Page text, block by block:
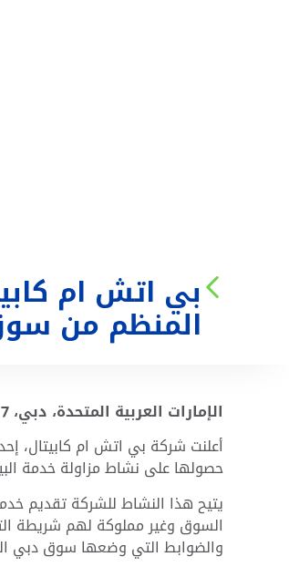
بي اتش ام
المنظم من
الإمارات العربية المتحدة، دبي، 7 نوفمبر
أعلنت شركة بي اتش ام كابيتال،
حصولها على نشاط مزاولة خدمة
يتيح هذا النشاط للشركة تقديم
السوق وغير مملوكة لهم شريطة
والضوابط التي وضعها سوق دبي